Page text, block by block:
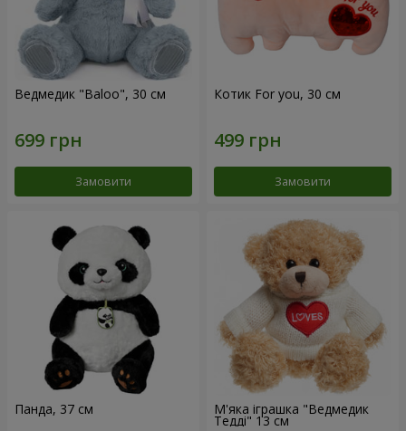
Ведмедик "Baloo", 30 см
Замовити
Котик For you, 30 см
Замовити
Панда, 37 см М'яка іграшка "Ведмедик
Тедді" 13 см